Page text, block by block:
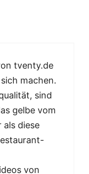
tventy.de
machen.
sind
gelbe vom
als diese
von